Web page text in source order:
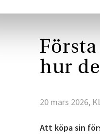
hur
20 mars 2026,
Att köpa sin